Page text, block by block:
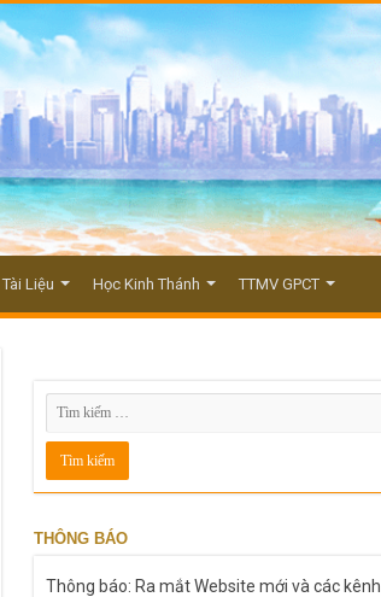
Tài Liệu Học Kinh Thánh TTMV GPCT
THÔNG BÁO
Thông báo: Ra mắt Website mới và các kênh